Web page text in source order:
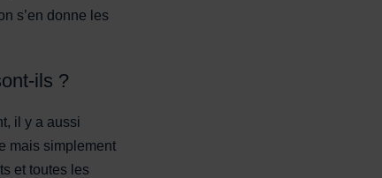
s’en donne les
ils ?
il y a aussi
mais simplement
et toutes les